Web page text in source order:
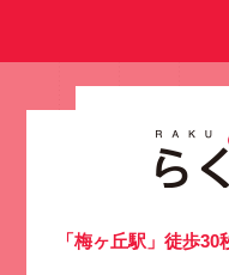
「梅ヶ丘駅」徒歩30